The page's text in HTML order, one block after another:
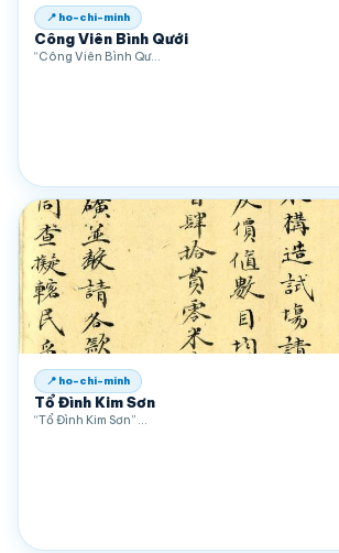
📍 ho-chi-minh
Công Viên Bình Qưới
“Công Viên Bình Qư…
📍 ho-chi-minh
Tổ Đình Kim Sơn
“Tổ Đình Kim Sơn” …